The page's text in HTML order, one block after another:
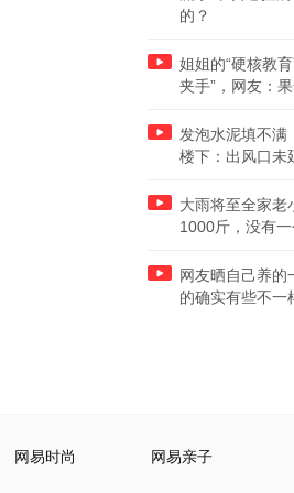
的？
姐姐的“硬核教
夹手”，网友：
发泡水泥填不满
楼下：出风口未
大雨将至全家老
1000斤，没有
网友晒自己养的
的确实有些不一
网易时尚 网易亲子